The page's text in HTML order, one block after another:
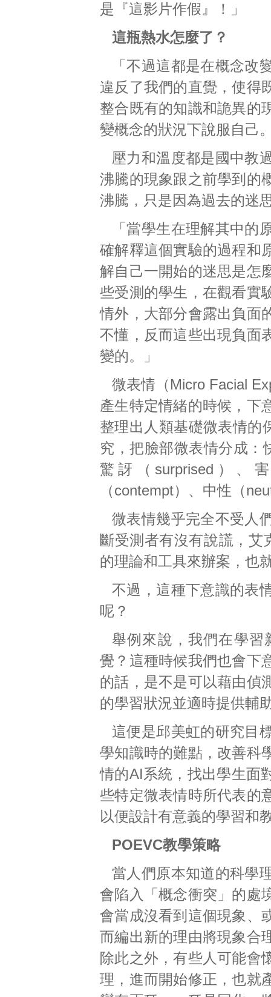
是『這影片作假』！」
這瓶熱水怎麼了？
「不過這都是在概念
違反了我們的直覺，使得
整合既有的知識和詭異的
變概念的狀況下說服自己
壓力和溫度都是國中教
沸騰的現象跟之前學到的
沸騰，只是因為過去的迷
「當學生在理解其中
確解釋這個實驗的過程和
解自己一開始的迷思是怎
些受測的學生，在觀看實
情外，大部分會露出負面
不懂，反而這些出現負面
變的。」
微表情（Micro Facial
產生特定情緒的時候，下
整理出人類基礎微表情的
究，把臉部微表情分成：
驚訝（surprised）、
（contempt）、中性（
微表情幾乎完全不受人
斷受測者有沒有說謊，艾
的理論和工具來辦案，也
不過，這種下意識的表
呢？
舉例來說，我們在學習
覺？這種時候我們也會下
的話，是不是可以藉由偵
的學習狀況並適時提供輔
這便是邱美虹的研究目
學知識時的難點，改善科
情的AI系統，找出學生面
些特定微表情時所代表的
以便設計有意義的學習和
POEVC教學策略
當人們原本知道的科學
會陷入「概念衝突」的處
會當成沒看到這個現象、
而編出新的理由將現象合
除此之外，有些人可能會
理，進而開始修正，也就